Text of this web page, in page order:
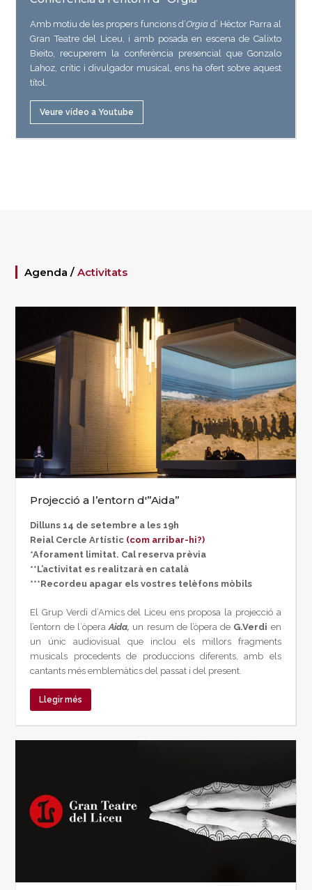
Amb motiu de les propers funcions d’Orgiad’ Hèctor Parra al
Gran Teatre del Liceu, i amb posada en escena de Calixto
Bieito, recuperem la conferència presencial que Gonzalo
Lahoz, crític i divulgador musical, ens ha ofert sobre aquest
títol.
Veure vídeo a Youtube
Agenda /Activitats
Projecció a l’entorn d'”Aida”
Dilluns 14 de setembre a les 19h
Reial Cercle Artístic (com arribar-hi?)
*Aforament limitat. Cal reserva prèvia
**L’activitat es realitzarà en català
***Recordeu apagar els vostres telèfons mòbils
El Grup Verdi d’Amics del Liceu ens proposa la projecció a
l’entorn de l`òperaAida, un resum de l’òpera de G.Verdi en
un únic audiovisual que inclou els millors fragments
musicals procedents de produccions diferents, amb els
cantants més emblemàtics del passat i del present.
Llegir més